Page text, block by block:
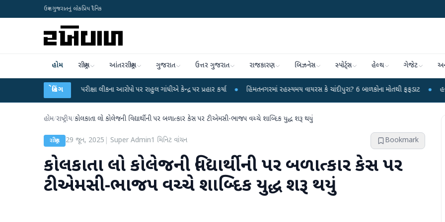
ઉત્તર ગુજરાતનું લોકપ્રિય દૈનિક
હોમ રાષ્ટ્રીય આંતરરાષ્ટ્રીય ગુજરાત ઉત્તર ગુજરાત રાજકારણ બિઝનેસ સ્પોર્ટ્સ હેલ્થ ગેજેટ
બ્રેકિંગ
UGC-NET પરીક્ષા લીકના આરોપો પર રાહુલ ગાંધીએ કેન્દ્ર પર પ્રહાર કર્યા ● હિંમતનગરમાં રહસ્યમય વાયરસ કે ચાંદીપુરા? 6 બાળકોના મોતથી ફફડાટ ● હવામાન વિભાગે
હોમ/રાષ્ટ્રીય/કોલકાતા લો કોલેજની વિદ્યાર્થીની પર બળાત્કાર કેસ પર ટીએમસી-ભાજપ વચ્ચે શાબ્દિક યુદ્ધ શરૂ થયું
રાષ્ટ્રીય 29 જૂન, 2025 Super Admin1 મિનિટ વાંચન Bookmark
કોલકાતા લો કોલેજની વિદ્યાર્થીની પર બળાત્કાર કેસ પર
ટીએમસી-ભાજપ વચ્ચે શાબ્દિક યુદ્ધ શરૂ થયું